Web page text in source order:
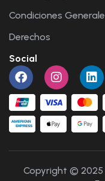
Condiciones
Derechos
Social
Copyright © 2025